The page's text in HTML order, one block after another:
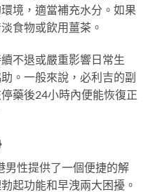
境，適當補充水分。如果
食物或飲用薑茶。
不退或嚴重影響日常生
。一般來說，必利吉的副
藥後24小時內便能恢復正
男性提供了一個便捷的解
起功能和早洩兩大困擾。